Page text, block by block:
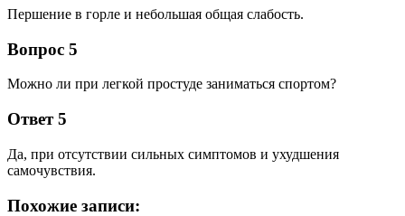
Першение в горле и небольшая общая слабость.
Вопрос 5
Можно ли при легкой простуде заниматься спортом?
Ответ 5
Да, при отсутствии сильных симптомов и ухудшения
самочувствия.
Похожие записи: